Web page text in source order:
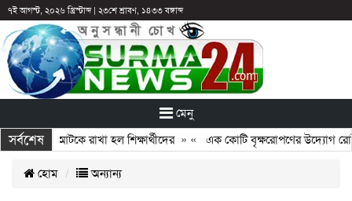
৭ই আগস্ট, ২০২৬ খ্রিস্টাব্দ| ২৩শে শ্রাবণ, ১৪৩৩ বঙ্গাব্দ
মেনু
সর্বশেষপরও আটকে রাখা হল শিক্ষার্থীদের» «এক কোটি বৃক্ষরোপণের উদ্যোগ
হোম অন্যান্য